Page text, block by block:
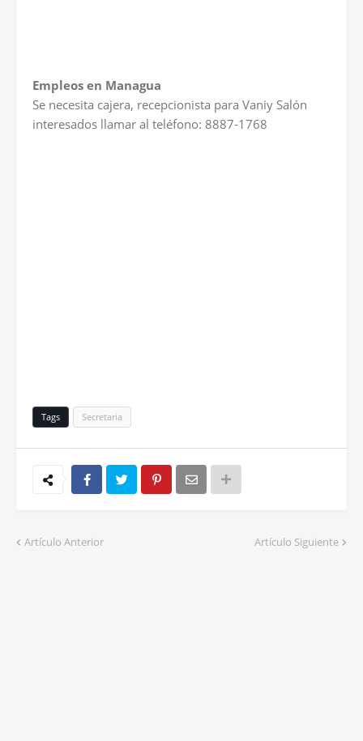
Empleos en Managua
Se necesita cajera, recepcionista para Vaniy Salón
interesados llamar al teléfono: 8887-1768
Tags Secretaria
Artículo Anterior Artículo Siguiente